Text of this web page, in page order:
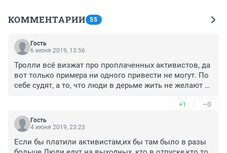
КОММЕНТАРИИ 55
Гость
6 июня 2019, 13:56
Тролли всё визжат про проплаченных активистов, да
вот только примера ни одного привести не могут. По
себе судят, а то, что люди в дерьме жить не желают
+1 –0
Гость
4 июня 2019, 23:23
Если бы платили активистам,их бы там было в разы